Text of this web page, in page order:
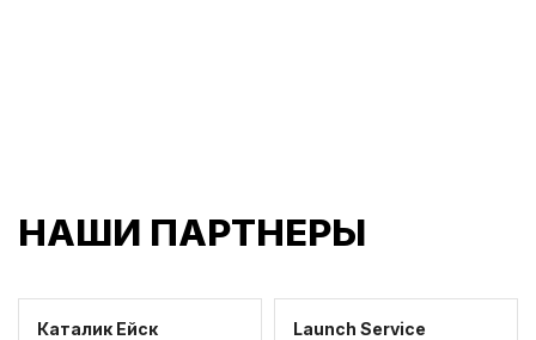
НАШИ ПАРТНЕРЫ
Каталик Ейск Launch Service